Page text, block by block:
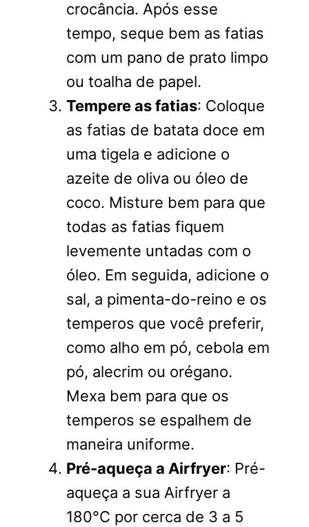
crocância. Após esse
tempo, seque bem as fatias
com um pano de prato limpo
ou toalha de papel.
Tempere as fatias: Coloque
as fatias de batata doce em
uma tigela e adicione o
azeite de oliva ou óleo de
coco. Misture bem para que
todas as fatias fiquem
levemente untadas com o
óleo. Em seguida, adicione o
sal, a pimenta-do-reino e os
temperos que você preferir,
como alho em pó, cebola em
pó, alecrim ou orégano.
Mexa bem para que os
temperos se espalhem de
maneira uniforme.
Pré-aqueça a Airfryer: Pré-
aqueça a sua Airfryer a
180°C por cerca de 3 a 5